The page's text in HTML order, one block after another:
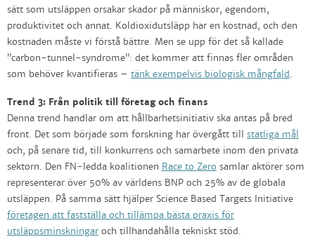
sätt som utsläppen orsakar skador på människor, egendom,
produktivitet och annat. Koldioxidutsläpp har en kostnad, och den
kostnaden måste vi förstå bättre. Men se upp för det så kallade
”carbon-tunnel-syndrome”: det kommer att finnas fler områden
som behöver kvantifieras – tänk exempelvis biologisk mångfald.
Trend 3: Från politik till företag och finans
Denna trend handlar om att hållbarhetsinitiativ ska antas på bred
front. Det som började som forskning har övergått till statliga mål
och, på senare tid, till konkurrens och samarbete inom den privata
sektorn. Den FN-ledda koalitionen Race to Zero samlar aktörer som
representerar över 50% av världens BNP och 25% av de globala
utsläppen. På samma sätt hjälper Science Based Targets Initiative
företagen att fastställa och tillämpa bästa praxis för
utsläppsminskningar och tillhandahålla tekniskt stöd.